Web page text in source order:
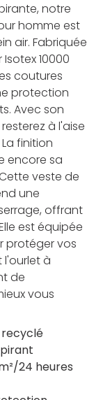
notre
homme est
air. Fabriquée
10000
coutures
protection
Avec son
à l'aise
finition
encore sa
veste de
une
offrant
est équipée
protéger vos
l'ourlet à
de
vous
recyclé
24 heures